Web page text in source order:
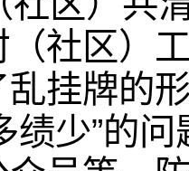
社区）
挂牌的
绩少”的